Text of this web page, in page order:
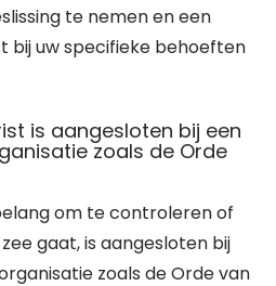
te nemen en een
bij uw specifieke behoeften
is aangesloten bij een
zoals de Orde
om te controleren of
gaat, is aangesloten bij
zoals de Orde van